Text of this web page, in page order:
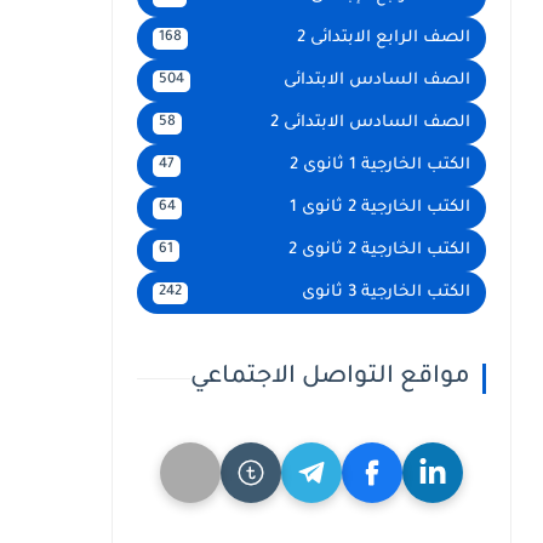
الصف الرابع الابتدائى 2 168
الصف السادس الابتدائى 504
الصف السادس الابتدائى 2 58
الكتب الخارجية 1 ثانوى 2 47
الكتب الخارجية 2 ثانوى 1 64
الكتب الخارجية 2 ثانوى 2 61
الكتب الخارجية 3 ثانوى 242
مواقع التواصل الاجتماعي